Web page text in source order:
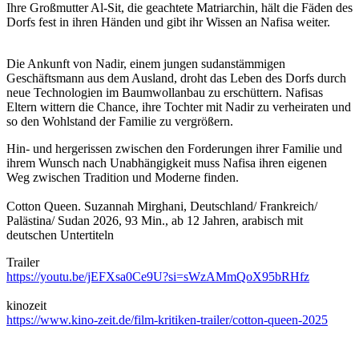
Ihre Großmutter Al-Sit, die geachtete Matriarchin, hält die Fäden des
Dorfs fest in ihren Händen und gibt ihr Wissen an Nafisa weiter.
Die Ankunft von Nadir, einem jungen sudanstämmigen
Geschäftsmann aus dem Ausland, droht das Leben des Dorfs durch
neue Technologien im Baumwollanbau zu erschüttern. Nafisas
Eltern wittern die Chance, ihre Tochter mit Nadir zu verheiraten und
so den Wohlstand der Familie zu vergrößern.
Hin- und hergerissen zwischen den Forderungen ihrer Familie und
ihrem Wunsch nach Unabhängigkeit muss Nafisa ihren eigenen
Weg zwischen Tradition und Moderne finden.
Cotton Queen. Suzannah Mirghani, Deutschland/ Frankreich/
Palästina/ Sudan 2026, 93 Min., ab 12 Jahren, arabisch mit
deutschen Untertiteln
Trailer
https://youtu.be/jEFXsa0Ce9U?si=sWzAMmQoX95bRHfz
kinozeit
https://www.kino-zeit.de/film-kritiken-trailer/cotton-queen-2025